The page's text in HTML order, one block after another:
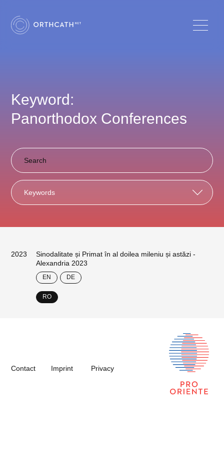
Keyword:
Panorthodox Conferences
Keywords
2023
Sinodalitate și Primat în al doilea mileniu și astăzi -
Alexandria 2023
EN DE
RO
Contact Imprint Privacy